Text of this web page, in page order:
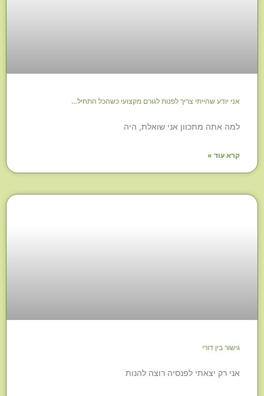
אני יודע שהייתי צריך לפנות לגורם מקצועי כשהכל התחיל…
למה אתה מתכוון אני שואלת, היה
קרא עוד »
גישור בין דורי
אני רק יצאתי לפנסיה רוצה להנות